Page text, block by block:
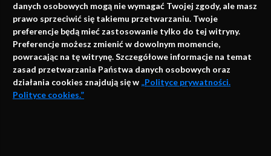
danych osobowych mogą nie wymagać Twojej zgody, ale masz
prawo sprzeciwić się takiemu przetwarzaniu. Twoje
preferencje będą mieć zastosowanie tylko do tej witryny.
Preferencje możesz zmienić w dowolnym momencie,
powracając na tę witrynę. Szczegółowe informacje na temat
zasad przetwarzania Państwa danych osobowych oraz
działania cookies znajdują się w „Polityce prywatności.
Polityce cookies.”
info@faktymedyczne.pl
ul. Towarowa 2
43-460 Wisła
Redakcja medyczna:
ul. Wolności 338b